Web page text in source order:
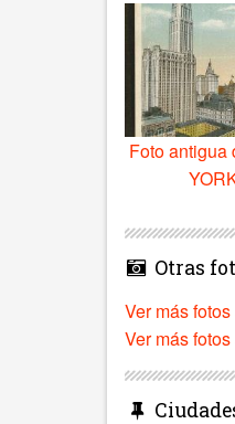
Foto antigua
Otras
Ver más
Ver más